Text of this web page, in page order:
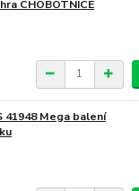
CHOBOTNICE
41948 Mega balení